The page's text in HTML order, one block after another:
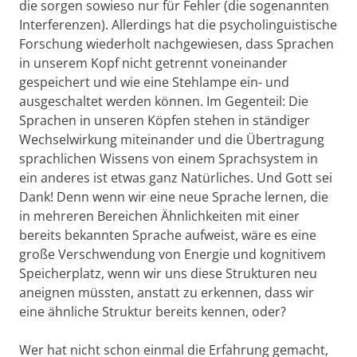
die sorgen sowieso nur für Fehler (die sogenannten
Interferenzen). Allerdings hat die psycholinguistische
Forschung wiederholt nachgewiesen, dass Sprachen
in unserem Kopf nicht getrennt voneinander
gespeichert und wie eine Stehlampe ein- und
ausgeschaltet werden können. Im Gegenteil: Die
Sprachen in unseren Köpfen stehen in ständiger
Wechselwirkung miteinander und die Übertragung
sprachlichen Wissens von einem Sprachsystem in
ein anderes ist etwas ganz Natürliches. Und Gott sei
Dank! Denn wenn wir eine neue Sprache lernen, die
in mehreren Bereichen Ähnlichkeiten mit einer
bereits bekannten Sprache aufweist, wäre es eine
große Verschwendung von Energie und kognitivem
Speicherplatz, wenn wir uns diese Strukturen neu
aneignen müssten, anstatt zu erkennen, dass wir
eine ähnliche Struktur bereits kennen, oder?
Wer hat nicht schon einmal die Erfahrung gemacht,